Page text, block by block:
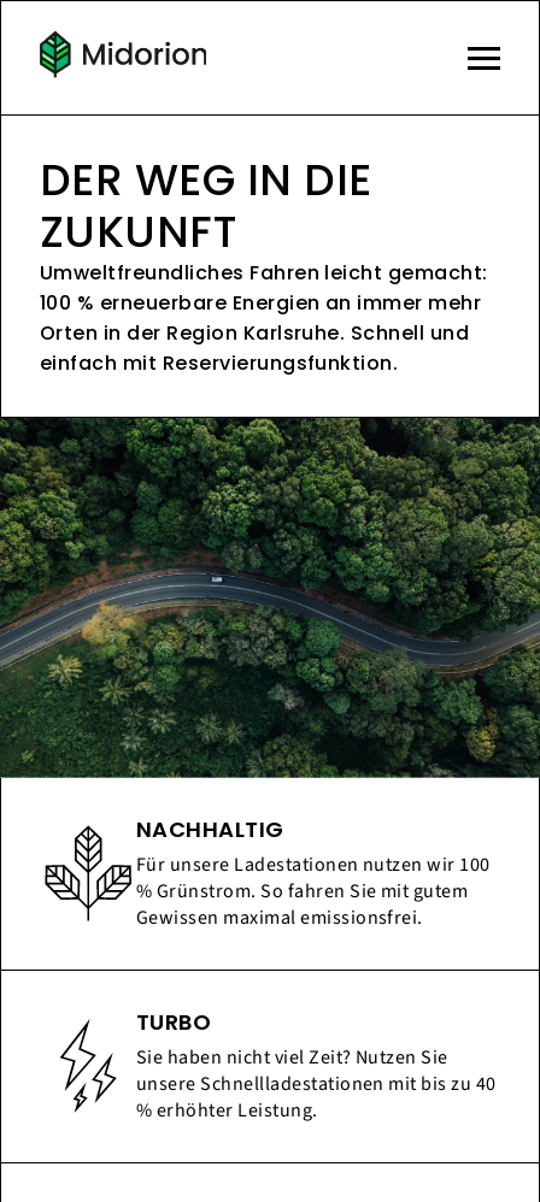
DER WEG IN DIE
ZUKUNFT
Umweltfreundliches Fahren leicht gemacht:
100 % erneuerbare Energien an immer mehr
Orten in der Region Karlsruhe. Schnell und
einfach mit Reservierungsfunktion.
NACHHALTIG
Für unsere Ladestationen nutzen wir 100
% Grünstrom. So fahren Sie mit gutem
Gewissen maximal emissionsfrei.
TURBO
Sie haben nicht viel Zeit? Nutzen Sie
unsere Schnellladestationen mit bis zu 40
% erhöhter Leistung.